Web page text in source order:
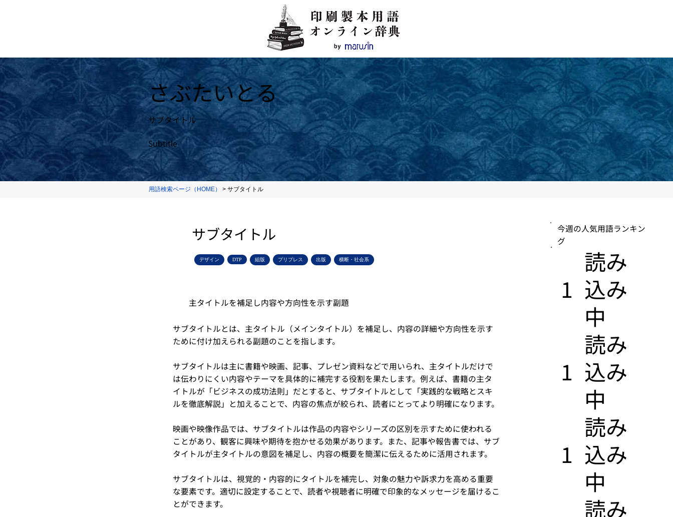
さぶたいとる
サブタイトル
Subtitle
用語検索ページ（HOME） > サブタイトル
サブタイトル
デザイン DTP 組版 プリプレス 出版 横断・社会系
主タイトルを補足し内容や方向性を示す副題
サブタイトルとは、主タイトル（メインタイトル）を補足し、内容の詳細や方向性を示す
ために付け加えられる副題のことを指します。
サブタイトルは主に書籍や映画、記事、プレゼン資料などで用いられ、主タイトルだけで
は伝わりにくい内容やテーマを具体的に補完する役割を果たします。例えば、書籍の主タ
イトルが「ビジネスの成功法則」だとすると、サブタイトルとして「実践的な戦略とスキ
ルを徹底解説」と加えることで、内容の焦点が絞られ、読者にとってより明確になります。
映画や映像作品では、サブタイトルは作品の内容やシリーズの区別を示すために使われる
ことがあり、観客に興味や期待を抱かせる効果があります。また、記事や報告書では、サブ
タイトルが主タイトルの意図を補足し、内容の概要を簡潔に伝えるために活用されます。
サブタイトルは、視覚的・内容的にタイトルを補完し、対象の魅力や訴求力を高める重要
な要素です。適切に設定することで、読者や視聴者に明確で印象的なメッセージを届けるこ
とができます。
今週の人気用語ランキン
グ
1
​読み
込み
中
1
​読み
込み
中
1
​読み
込み
中
​読み